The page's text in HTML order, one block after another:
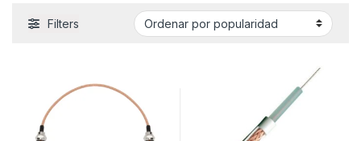
Filters